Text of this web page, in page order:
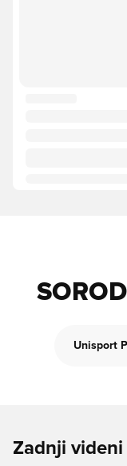
Unisport
Zadnji